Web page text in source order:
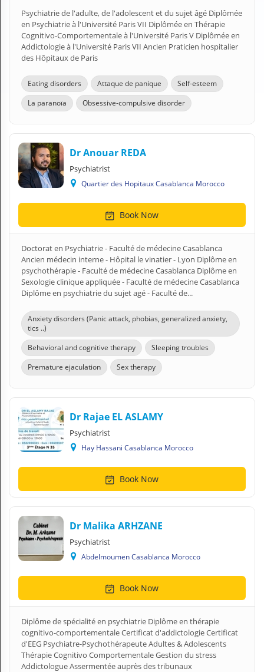
Psychiatrie de l'adulte, de l'adolescent et du sujet âgé Diplômée
en Psychiatrie à l'Université Paris VII Diplômée en Thérapie
Cognitivo-Comportementale à l'Université Paris V Diplômée en
Addictologie à l'Université Paris VII Ancien Praticien hospitalier
des Hôpitaux de Paris
Eating disorders Attaque de panique
Self-esteem
La paranoïa
Obsessive-compulsive disorder
Dr Anouar REDA
Psychiatrist
Quartier des Hopitaux Casablanca Morocco
Book Now
Doctorat en Psychiatrie - Faculté de médecine Casablanca
Ancien médecin interne - Hôpital le vinatier - Lyon Diplôme en
psychothérapie - Faculté de médecine Casablanca Diplôme en
Sexologie clinique appliquée - Faculté de médecine Casablanca
Diplôme en psychiatrie du sujet agé - Faculté de...
Anxiety disorders (Panic attack, phobias, generalized anxiety,
tics ..)
Behavioral and cognitive therapy
Sleeping troubles
Premature ejaculation
Sex therapy
Dr Rajae EL ASLAMY
Psychiatrist
Hay Hassani Casablanca Morocco
Book Now
Dr Malika ARHZANE
Psychiatrist
Abdelmoumen Casablanca Morocco
Book Now
Diplôme de spécialité en psychiatrie Diplôme en thérapie
cognitivo-comportementale Certificat d'addictologie Certificat
d'EEG Psychiatre-Psychothérapeute Adultes & Adolescents
Thérapie Cognitivo Comportementale Gestion du stress
Addictologue Assermentée auprès des tribunaux